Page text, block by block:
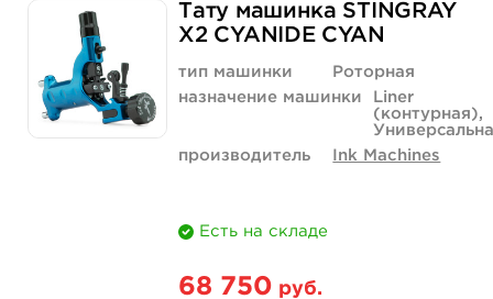
Тату машинка STINGRAY
X2 CYANIDE CYAN
тип машинки
Роторная
назначение машинки
Liner
(контурная),
производитель
Ink Machines
Есть на складе
68 750 руб.